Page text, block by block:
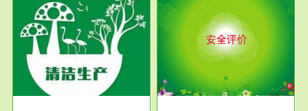
服务范围
安全评价
安全评价安全评价目的是查找、
分析和预测工程、系统、生产经